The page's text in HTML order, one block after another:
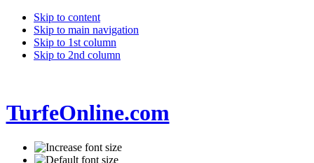
Skip to content
Skip to main navigation
Skip to 1st column
Skip to 2nd column
TurfeOnline.com